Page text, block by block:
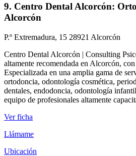
9. Centro Dental Alcorcón:
Alcorcón
P.º Extremadura, 15 28921 Alcorcón
Centro Dental Alcorcón | Consulting
altamente recomendada en Alcorcón,
Especializada en una amplia gama de
ortodoncia, odontología cosmética,
dentales, endodoncia, odontología
equipo de profesionales altamente
Ver ficha
Llámame
Ubicación